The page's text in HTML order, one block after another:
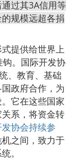
过其3A信用等
规模远超各捐
提供给世界上
。国际开发协
、教育、基础
政府合作，为
它在这些国家
系，将资金转
协会持续参
之间，致力于
。